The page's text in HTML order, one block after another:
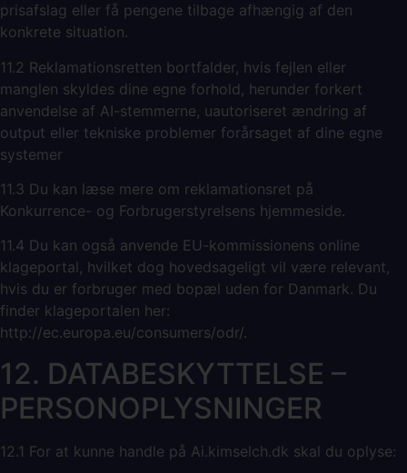
prisafslag eller få pengene tilbage afhængig af den
konkrete situation.
11.2 Reklamationsretten bortfalder, hvis fejlen eller
manglen skyldes dine egne forhold, herunder forkert
anvendelse af AI-stemmerne, uautoriseret ændring af
output eller tekniske problemer forårsaget af dine egne
systemer
11.3 Du kan læse mere om reklamationsret på
Konkurrence- og Forbrugerstyrelsens hjemmeside.
11.4 Du kan også anvende EU-kommissionens online
klageportal, hvilket dog hovedsageligt vil være relevant,
hvis du er forbruger med bopæl uden for Danmark. Du
finder klageportalen her:
http://ec.europa.eu/consumers/odr/.
12. DATABESKYTTELSE –
PERSONOPLYSNINGER
12.1 For at kunne handle på Ai.kimselch.dk skal du oplyse: